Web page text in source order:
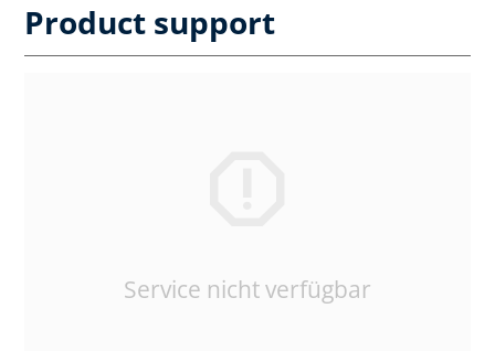
Product support
Service nicht verfügbar